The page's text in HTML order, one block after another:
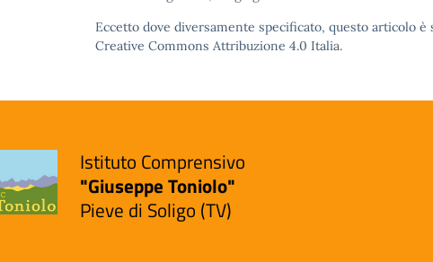
Eccetto dove diversamente specificato, questo articolo è
Creative Commons Attribuzione 4.0 Italia.
Istituto Comprensivo
"Giuseppe Toniolo"
Pieve di Soligo (TV)